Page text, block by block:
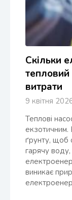
Скільки
тепловий
витрати
9 квітня
Теплові
екзотичним.
ґрунту, щоб
гарячу
виникає